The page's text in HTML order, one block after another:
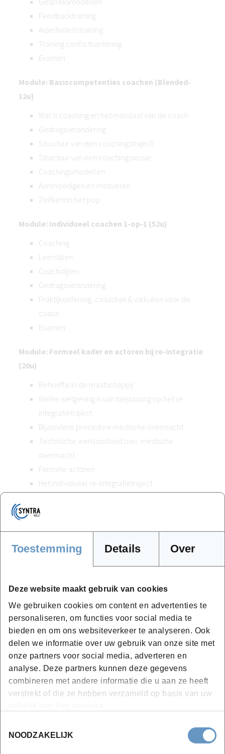
Toestemming Details Over
Deze website maakt gebruik van cookies
We gebruiken cookies om content en advertenties te
personaliseren, om functies voor social media te
bieden en om ons websiteverkeer te analyseren. Ook
delen we informatie over uw gebruik van onze site met
onze partners voor social media, adverteren en
analyse. Deze partners kunnen deze gegevens
combineren met andere informatie die u aan ze heeft
verstrekt of die ze hebben verzameld op basis van uw
NOODZAKELIJK
Feedbacktraining
Assertiviteitstraining
Training conflicthantering
Examen
Module: Basiscompetenties coachen (Blended-
12u)
Wat is coaching en het mandaat van de coach
Gedragsverandering
Structuur van een coachingstraject
Structuur van een coachingssessie
Coachingsmodellen
Aanmoedigen en motiveren
Zelfkennis het pop
Module: Individueel coachen 1-op-1 (52u)
Coaching
Leerstijlen
Coachstijlen
Gedragsverandering
Praktijkoefening, casuïstiek & valkuilen voor de
coach
Examen
Module: Formeel kader en actoren bij re-integratie
(20u)
Behoefte in de maatschappij
Welke wetgeving is van toepassing op het re-
integratietraject
Bijzondere procedure medische overmacht
Technische werkloosheid owv. medische
overmacht
Formele actoren
Het individueel re-integratietraject
Examen
werkhervatting (20u)
Netwerken en samenwerken
Communicatie en doorverwijzen tijdens re-
integratie
Projectbegeleiding
Examen
Module: Opstellen van het re-integratieplan of
Profielbepaling organisatie